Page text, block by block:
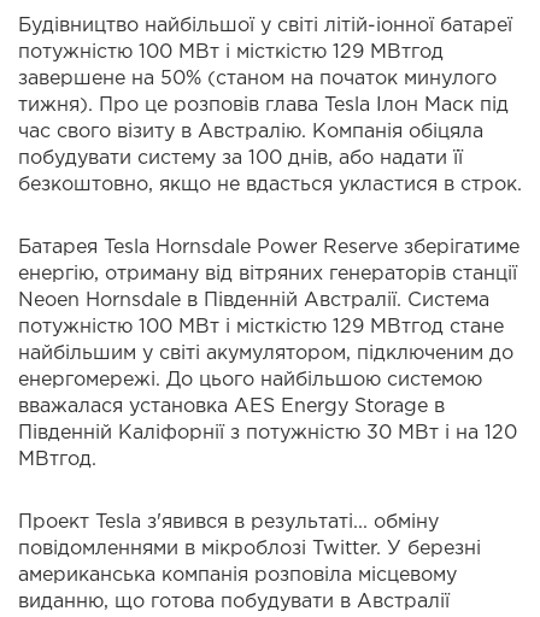
Будівництво найбільшої у світі літій-іонної батареї
потужністю 100 МВт і місткістю 129 МВтгод
завершене на 50% (станом на початок минулого
тижня). Про це розповів глава Tesla Ілон Маск під
час свого візиту в Австралію. Компанія обіцяла
побудувати систему за 100 днів, або надати її
безкоштовно, якщо не вдасться укластися в строк.
Батарея Tesla Hornsdale Power Reserve зберігатиме
енергію, отриману від вітряних генераторів станції
Neoen Hornsdale в Південній Австралії. Система
потужністю 100 МВт і місткістю 129 МВтгод стане
найбільшим у світі акумулятором, підключеним до
енергомережі. До цього найбільшою системою
вважалася установка AES Energy Storage в
Південній Каліфорнії з потужністю 30 МВт і на 120
МВтгод.
Проект Tesla з'явився в результаті... обміну
повідомленнями в мікроблозі Twitter. У березні
американська компанія розповіла місцевому
виданню, що готова побудувати в Австралії